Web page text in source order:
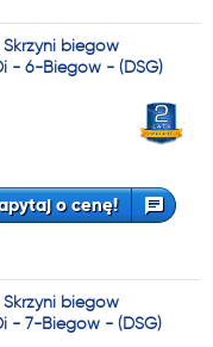
biegów
- 6-Biegów - (DSG)
o cenę!
biegów
- 7-Biegów - (DSG)